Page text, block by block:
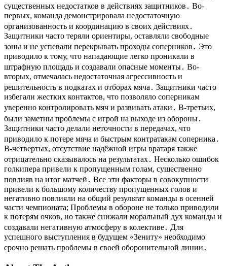
существенных недостатков в действиях защитников․ Во-
первых, команда демонстрировала недостаточную
организованность и координацию в своих действиях․
Защитники часто теряли ориентиры, оставляли свободные
зоны и не успевали перекрывать проходы соперников․ Это
приводило к тому, что нападающие легко проникали в
штрафную площадь и создавали опасные моменты․ Во-
вторых, отмечалась недостаточная агрессивность и
решительность в подкатах и отборах мяча․ Защитники часто
избегали жестких контактов, что позволяло соперникам
уверенно контролировать мяч и развивать атаки․ В-третьих,
были заметны проблемы с игрой на выходе из обороны․
Защитники часто делали неточности в передачах, что
приводило к потере мяча и быстрым контратакам соперника․
В-четвертых, отсутствие надёжной игры вратаря также
отрицательно сказывалось на результатах․ Несколько ошибок
голкипера привели к пропущенным голам, существенно
повлияв на итог матчей․ Все эти факторы в совокупности
привели к большому количеству пропущенных голов и
негативно повлияли на общий результат команды в осенней
части чемпионата; Проблемы в обороне не только приводили
к потерям очков, но также снижали моральный дух команды и
создавали негативную атмосферу в колективе․ Для
успешного выступления в будущем «Зениту» необходимо
срочно решать проблемы в своей оборонительной линии․